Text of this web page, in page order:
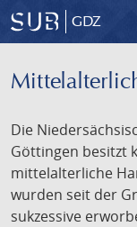
GDZ
Die
Göttingen besitzt
mittelalterliche
wurden seit der
sukzessive